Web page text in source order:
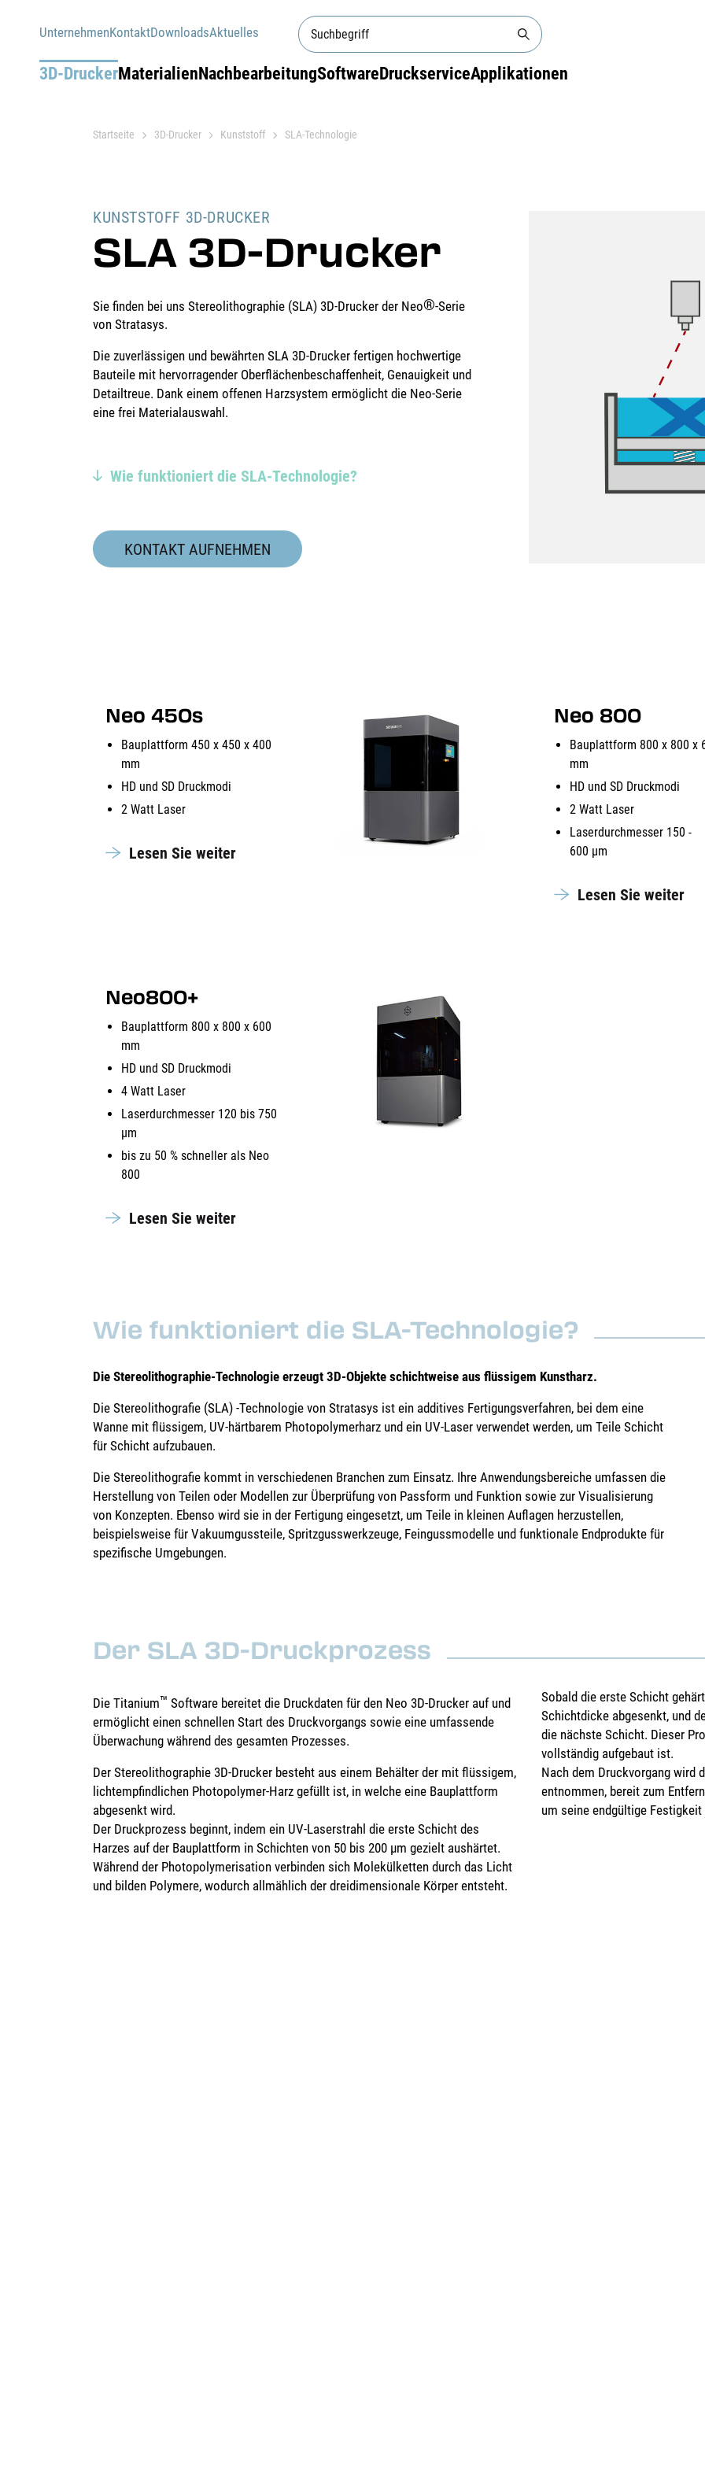
UnternehmenKontaktDownloadsAktuelles
3D-DruckerMaterialienNachbearbeitungSoftwareDruckserviceApplikationen
Startseite 3D-Drucker Kunststoff SLA-Technologie
KUNSTSTOFF 3D-DRUCKER
SLA 3D-Drucker
Sie finden bei uns Stereolithographie (SLA) 3D-Drucker der Neo®-Serie
von Stratasys.
Die zuverlässigen und bewährten SLA 3D-Drucker fertigen hochwertige
Bauteile mit hervorragender Oberflächenbeschaffenheit, Genauigkeit und
Detailtreue. Dank einem offenen Harzsystem ermöglicht die Neo-Serie
eine frei Materialauswahl.
Wie funktioniert die SLA-Technologie?
KONTAKT AUFNEHMEN
Neo 450s
Bauplattform 450 x 450 x 400
mm
HD und SD Druckmodi
2 Watt Laser
Lesen Sie weiter
Neo 800
Bauplattform 800 x 800 x
mm
HD und SD Druckmodi
2 Watt Laser
Laserdurchmesser 150 -
600 µm
Lesen Sie weiter
Neo800+
Bauplattform 800 x 800 x 600
mm
HD und SD Druckmodi
4 Watt Laser
Laserdurchmesser 120 bis 750
µm
bis zu 50 % schneller als Neo
800
Lesen Sie weiter
Wie funktioniert die SLA-Technologie?
Die Stereolithographie-Technologie erzeugt 3D-Objekte schichtweise aus flüssigem Kunstharz.
Die Stereolithografie (SLA) -Technologie von Stratasys ist ein additives Fertigungsverfahren, bei dem eine
Wanne mit flüssigem, UV-härtbarem Photopolymerharz und ein UV-Laser verwendet werden, um Teile Schicht
für Schicht aufzubauen.
Die Stereolithografie kommt in verschiedenen Branchen zum Einsatz. Ihre Anwendungsbereiche umfassen die
Herstellung von Teilen oder Modellen zur Überprüfung von Passform und Funktion sowie zur Visualisierung
von Konzepten. Ebenso wird sie in der Fertigung eingesetzt, um Teile in kleinen Auflagen herzustellen,
beispielsweise für Vakuumgussteile, Spritzgusswerkzeuge, Feingussmodelle und funktionale Endprodukte für
spezifische Umgebungen.
Der SLA 3D-Druckprozess
Die Titanium™ Software bereitet die Druckdaten für den Neo 3D-Drucker auf und
ermöglicht einen schnellen Start des Druckvorgangs sowie eine umfassende
Überwachung während des gesamten Prozesses.
Der Stereolithographie 3D-Drucker besteht aus einem Behälter der mit flüssigem,
lichtempfindlichen Photopolymer-Harz gefüllt ist, in welche eine Bauplattform
abgesenkt wird.
Der Druckprozess beginnt, indem ein UV-Laserstrahl die erste Schicht des
Harzes auf der Bauplattform in Schichten von 50 bis 200 µm gezielt aushärtet.
Während der Photopolymerisation verbinden sich Molekülketten durch das Licht
und bilden Polymere, wodurch allmählich der dreidimensionale Körper entsteht.
Sobald die erste Schicht
Schichtdicke abgesenkt, und
die nächste Schicht. Dieser
vollständig aufgebaut ist.
Nach dem Druckvorgang wird
entnommen, bereit zum
um seine endgültige Festigkeit